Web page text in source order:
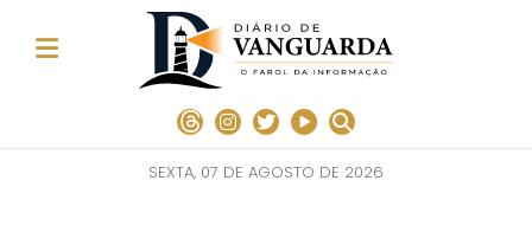
SEXTA, 07 DE AGOSTO DE 2026